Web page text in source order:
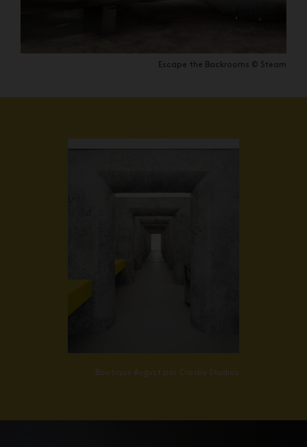
Escape the Backrooms © Steam
Boutique Avgvst par Crosby Studios